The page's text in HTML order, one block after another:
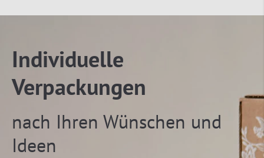
Individuelle
Verpackungen
nach Ihren Wünschen und
Ideen